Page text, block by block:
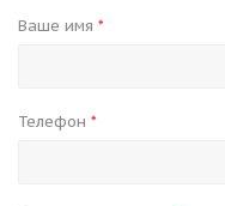
Ваше имя *
Телефон *